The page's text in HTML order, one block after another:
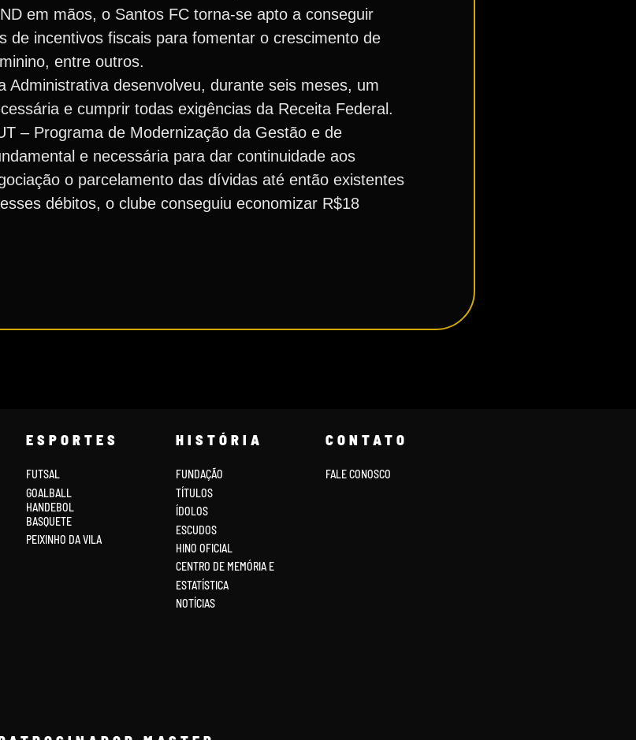
em mãos, o Santos FC torna-se apto a conseguir
incentivos fiscais para fomentar o crescimento de
entre outros.
desenvolveu, durante seis meses, um
e cumprir todas exigências da Receita Federal.
– Programa de Modernização da Gestão e de
e necessária para dar continuidade aos
o parcelamento das dívidas até então existentes
débitos, o clube conseguiu economizar R$18
ESPORTES
FUTSAL
GOALBALL
HANDEBOL
BASQUETE
PEIXINHO DA VILA
HISTÓRIA
FUNDAÇÃO
TÍTULOS
ÍDOLOS
ESCUDOS
HINO OFICIAL
CENTRO DE MEMÓRIA E
ESTATÍSTICA
NOTÍCIAS
CONTATO
FALE CONOSCO